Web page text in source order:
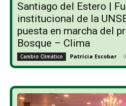
Santiago del Estero |
institucional de la
puesta en marcha del
Bosque – Clima
Cambio Climático Patricia Escobar -